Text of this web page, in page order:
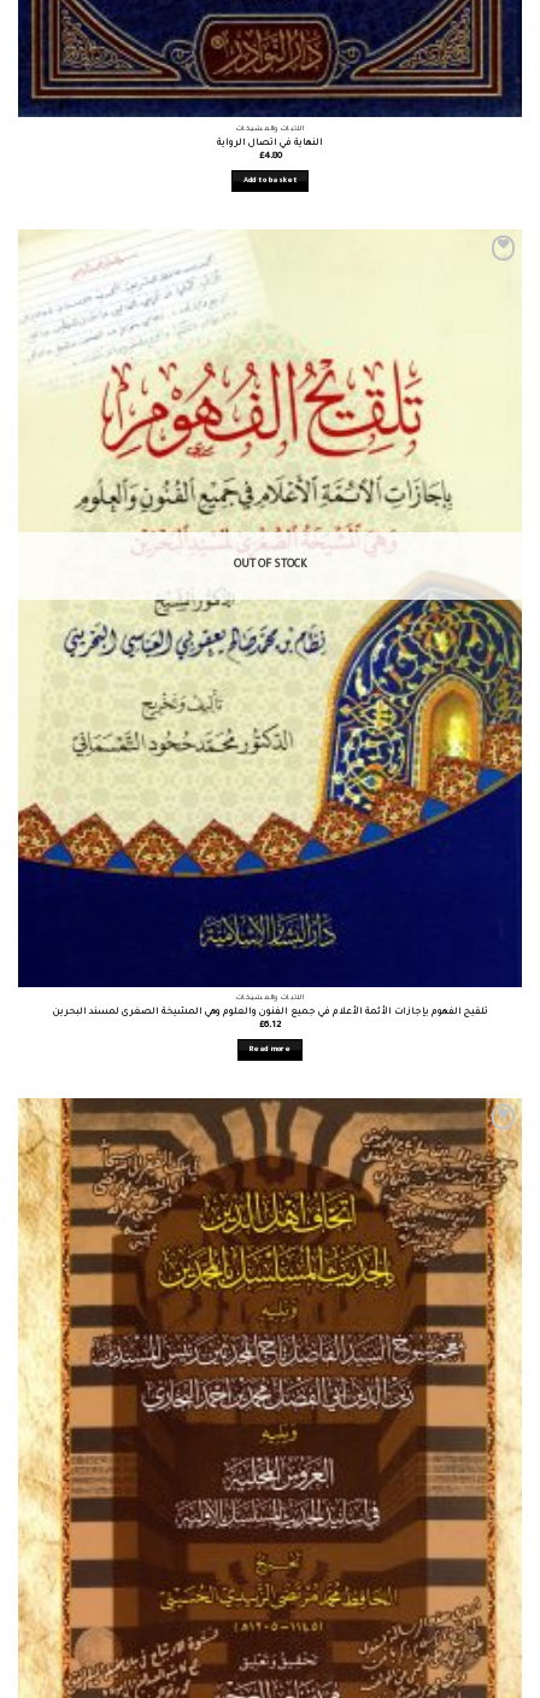
الأثبات والمشيخات
النهاية في اتصال الرواية
£4.80
Add to basket
OUT OF STOCK
الأثبات والمشيخات
تلقيح الفهوم بإجازات الأئمة الأعلام في جميع الفنون والعلوم وهي المشيخة الصغرى لمسند البحرين
£6.12
Read more